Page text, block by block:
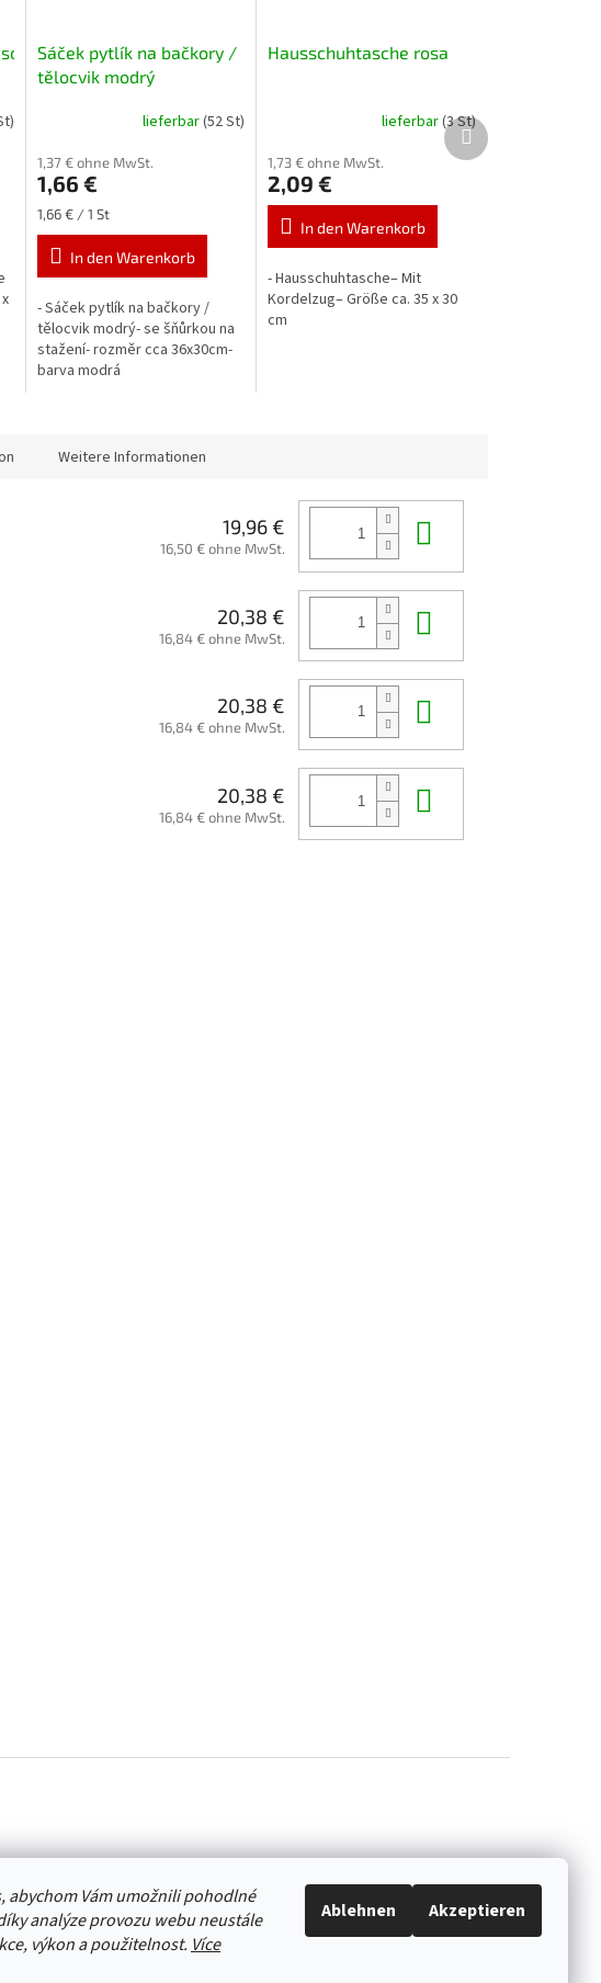
abychom Vám umožnili pohodlné
analýze provozu webu neustále
výkon a použitelnost. Více
Ablehnen Akzeptieren
Sáček pytlík na bačkory /
tělocvik modrý
lieferbar(52 St)
1,37 € ohne MwSt.
1,66 €
Verkaufspreis:
1,66 € / 1 St
In den Warenkorb
- Sáček pytlík na bačkory /
tělocvik modrý- se šňůrkou na
stažení- rozměr cca 36x30cm-
barva modrá
Hausschuhtasche rosa
lieferbar(3 St)
1,73 € ohne MwSt.
2,09 €
In den Warenkorb
- Hausschuhtasche– Mit
Kordelzug– Größe ca. 35 x 30
cm
Nächstes
Produkt
Weitere Informationen
19,96 €
16,50 € ohne MwSt.
20,38 €
16,84 € ohne MwSt.
20,38 €
16,84 € ohne MwSt.
20,38 €
16,84 € ohne MwSt.